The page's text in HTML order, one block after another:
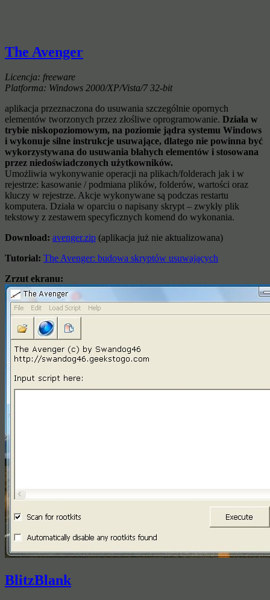
The Avenger
Licencja: freeware
Platforma: Windows 2000/XP/Vista/7 32-bit
aplikacja przeznaczona do usuwania szczególnie opornych
elementów tworzonych przez złośliwe oprogramowanie. Działa w
trybie niskopoziomowym, na poziomie jądra systemu Windows
i wykonuje silne instrukcje usuwające, dlatego nie powinna być
wykorzystywana do usuwania błahych elementów i stosowana
przez niedoświadczonych użytkowników.
Umożliwia wykonywanie operacji na plikach/folderach jak i w
rejestrze: kasowanie / podmiana plików, folderów, wartości oraz
kluczy w rejestrze. Akcje wykonywane są podczas restartu
komputera. Działa w oparciu o napisany skrypt – zwykły plik
tekstowy z zestawem specyficznych komend do wykonania.
Download: avenger.zip (aplikacja już nie aktualizowana)
Tutorial: The Avenger: budowa skryptów usuwających
Zrzut ekranu:
BlitzBlank